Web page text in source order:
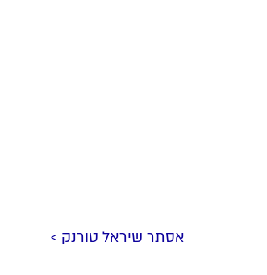
אסתר שיראל טורנק >